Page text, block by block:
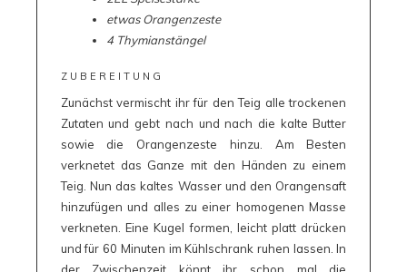
etwas Orangenzeste
4 Thymianstängel
ZUBEREITUNG
Zunächst vermischt ihr für den Teig alle trockenen
Zutaten und gebt nach und nach die kalte Butter
sowie die Orangenzeste hinzu. Am Besten
verknetet das Ganze mit den Händen zu einem
Teig. Nun das kaltes Wasser und den Orangensaft
hinzufügen und alles zu einer homogenen Masse
verkneten. Eine Kugel formen, leicht platt drücken
und für 60 Minuten im Kühlschrank ruhen lassen. In
der Zwischenzeit könnt ihr schon mal die